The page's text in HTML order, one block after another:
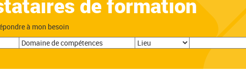
de formation
à mon besoin